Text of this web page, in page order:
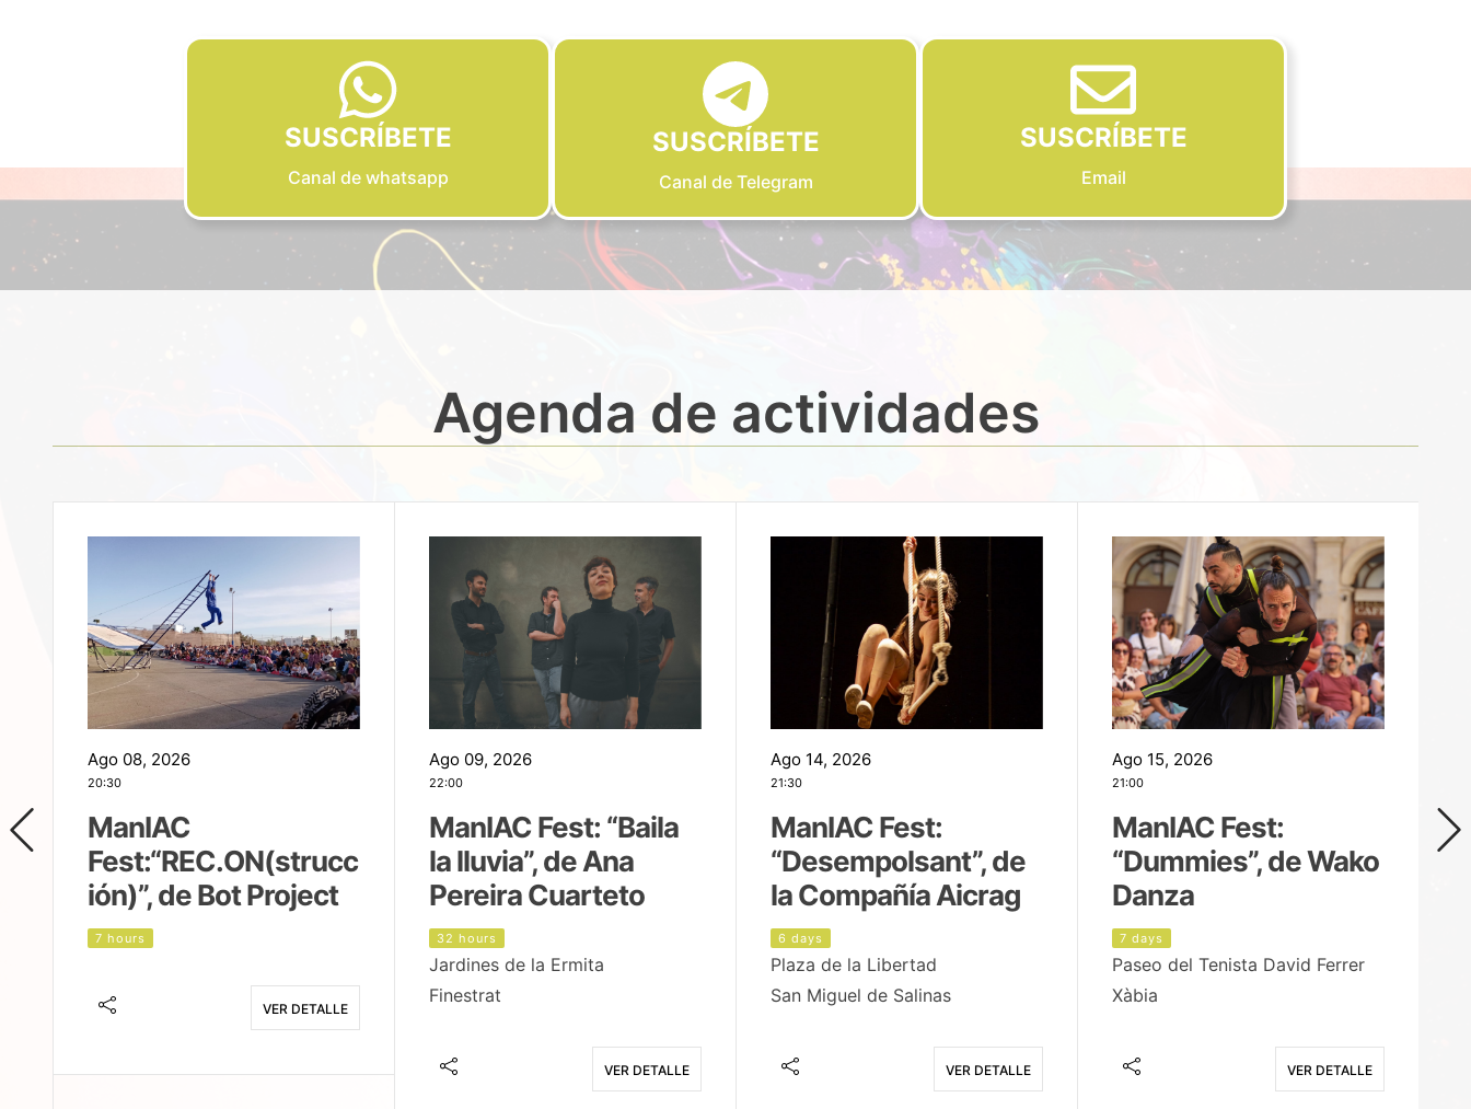
SUSCRÍBETE
Canal de whatsapp
SUSCRÍBETE
Canal de Telegram
SUSCRÍBETE
Email
Agenda de actividades
Ago 08, 2026
20:30
ManIAC
Fest:“REC.ON(strucc
ión)”, de Bot Project
7 hours
VER DETALLE
Ago 09, 2026
22:00
ManIAC Fest: “Baila
la lluvia”, de Ana
Pereira Cuarteto
32 hours
Jardines de la Ermita
Finestrat
VER DETALLE
Ago 14, 2026
21:30
ManIAC Fest:
“Desempolsant”, de
la Compañía Aicrag
6 days
Plaza de la Libertad
San Miguel de Salinas
VER DETALLE
Ago 15, 2026
21:00
ManIAC Fest:
“Dummies”, de Wako
Danza
7 days
Paseo del Tenista David Ferrer
Xàbia
VER DETALLE